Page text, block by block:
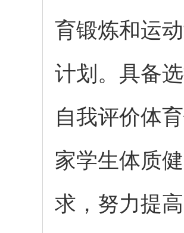
育锻炼和运
计划。具备
自我评价体
家学生体质
求，努力提